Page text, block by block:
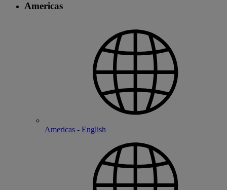
Americas
Americas - English